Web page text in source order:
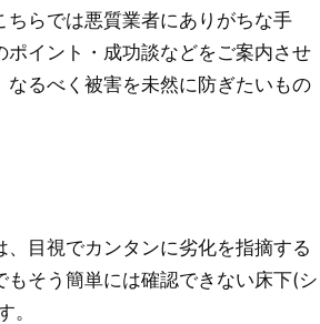
らでは悪質業者にありがちな手
イント・成功談などをご案内させ
るべく被害を未然に防ぎたいもの
目視でカンタンに劣化を指摘する
そう簡単には確認できない床下(シ
。